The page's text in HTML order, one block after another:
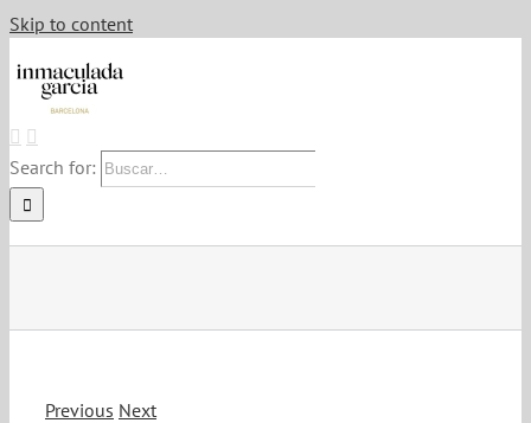
Skip to content
Search for:
Previous Next